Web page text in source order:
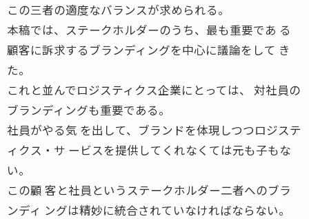
この三者の適度なバランスが求められる。
本稿では、ステークホルダーのうち、最も重要であ る
顧客に訴求するブランディングを中心に議論をして き
た。
これと並んでロジスティクス企業にとっては、 対社員の
ブランディングも重要である。
社員がやる気 を出して、ブランドを体現しつつロジステ
ィクス・サ ービスを提供してくれなくては元も子もな
い。
この顧 客と社員というステークホルダー二者へのブラ
ンディ ングは精妙に統合されていなければならない。